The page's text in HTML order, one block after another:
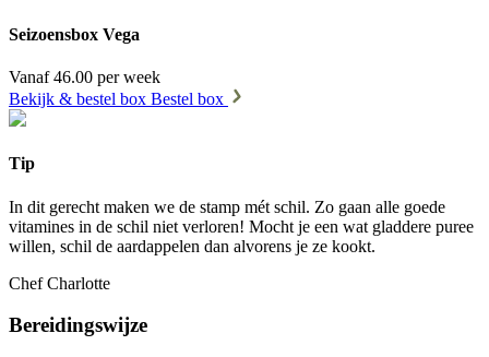
Seizoensbox Vega
Vanaf 46.00 per week
Bekijk & bestel box Bestel box
Tip
In dit gerecht maken we de stamp mét schil. Zo gaan alle goede
vitamines in de schil niet verloren! Mocht je een wat gladdere puree
willen, schil de aardappelen dan alvorens je ze kookt.
Chef Charlotte
Bereidingswijze